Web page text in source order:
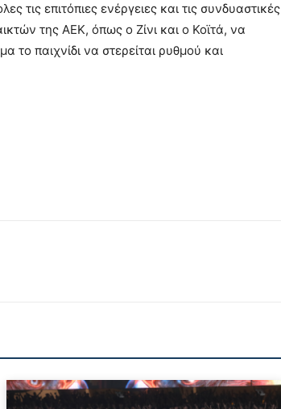
επιτόπιες ενέργειες και τις συνδυαστικές
της ΑΕΚ, όπως ο Ζίνι και ο Κοϊτά, να
το παιχνίδι να στερείται ρυθμού και